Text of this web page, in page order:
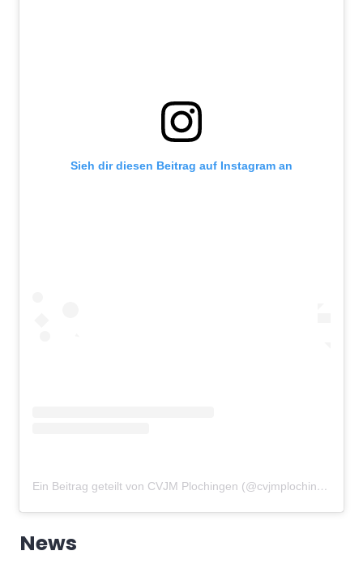
Sieh dir diesen Beitrag auf Instagram an
Ein Beitrag geteilt von CVJM Plochingen (@cvjmplochingen)
News